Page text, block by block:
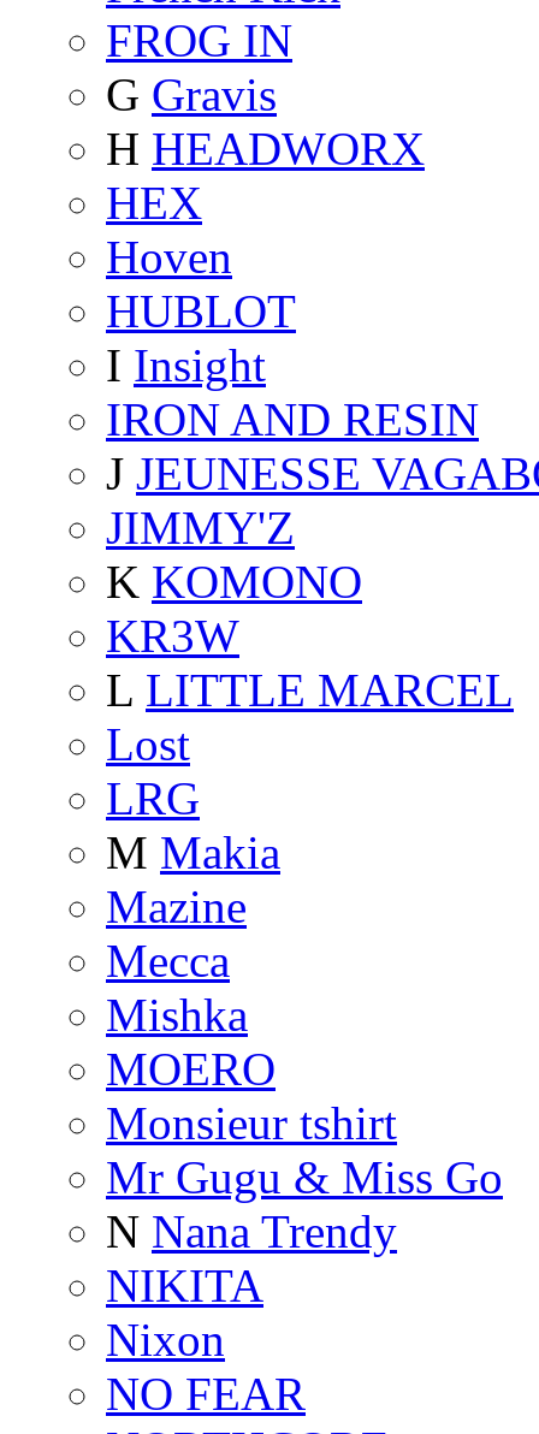
FROG IN
G Gravis
H HEADWORX
HEX
Hoven
HUBLOT
I Insight
IRON AND RESIN
J JEUNESSE
JIMMY'Z
K KOMONO
KR3W
L LITTLE MARCEL
Lost
LRG
M Makia
Mazine
Mecca
Mishka
MOERO
Monsieur tshirt
Mr Gugu & Miss Go
N Nana Trendy
NIKITA
Nixon
NO FEAR